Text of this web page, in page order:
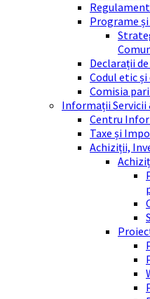
Programe
Declarații
Codul etic
Comisia
Informații
Centru
Taxe și
Achiziții,